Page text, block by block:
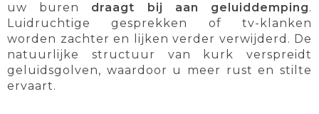
uw buren draagt bij aan geluiddemping.
Luidruchtige gesprekken of tv-klanken
worden zachter en lijken verder verwijderd. De
natuurlijke structuur van kurk verspreidt
geluidsgolven, waardoor u meer rust en stilte
ervaart.